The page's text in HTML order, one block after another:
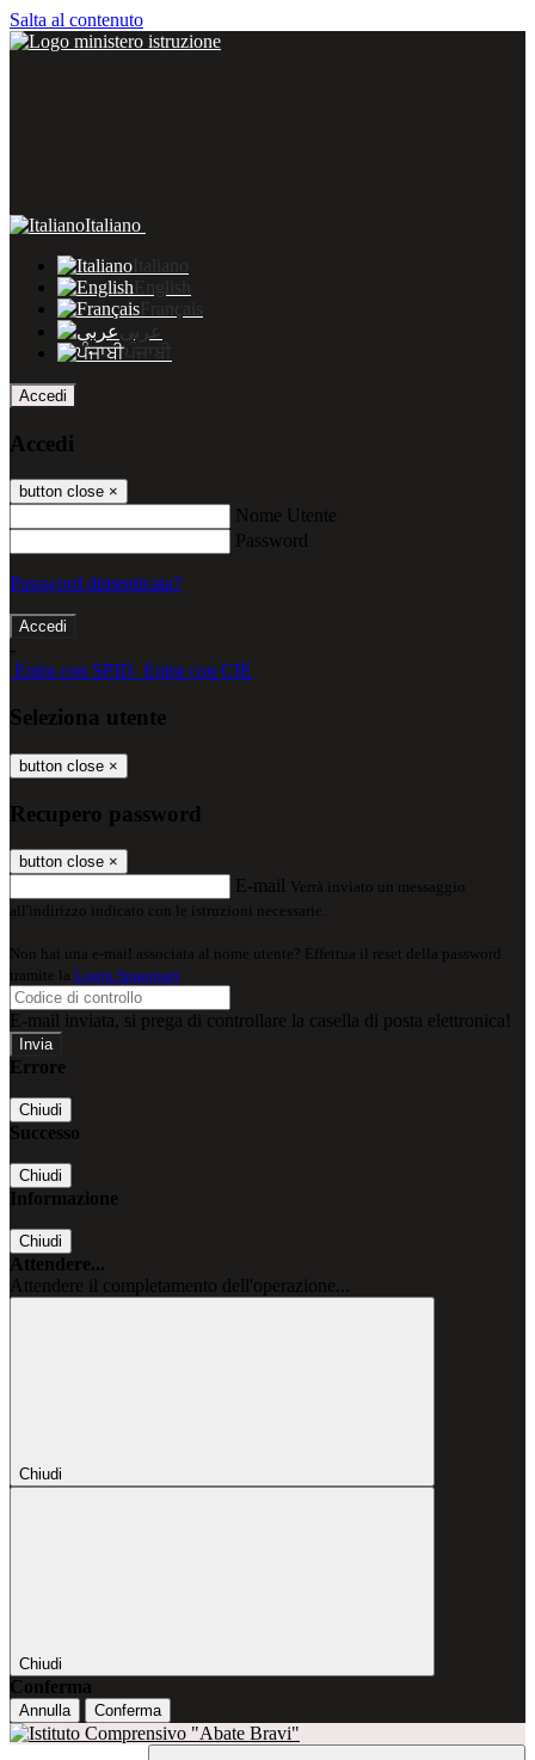
Salta al contenuto
Italiano
Italiano
English
Français
عربى
ਪੰਜਾਬੀ
Accedi
Accedi
button close ×
Nome Utente
Password
Password dimenticata?
-
Entra con SPID Entra con CIE
Seleziona utente
button close ×
Recupero password
button close ×
E-mail Verrà inviato un messaggio
all'indirizzo indicato con le istruzioni necessarie.
Non hai una e-mail associata al nome utente? Effettua il reset della password
tramite la Login Spaggiari
E-mail inviata, si prega di controllare la casella di posta elettronica!
Errore
Chiudi
Successo
Chiudi
Informazione
Chiudi
Attendere...
Attendere il completamento dell'operazione...
Chiudi
Chiudi
Conferma
Annulla Conferma